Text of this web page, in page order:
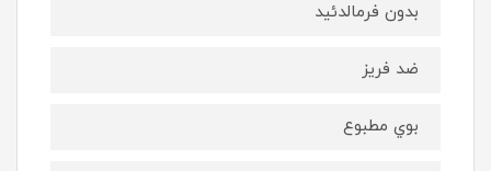
بدون فرمالدئید
ضد فریز
بوي مطبوع